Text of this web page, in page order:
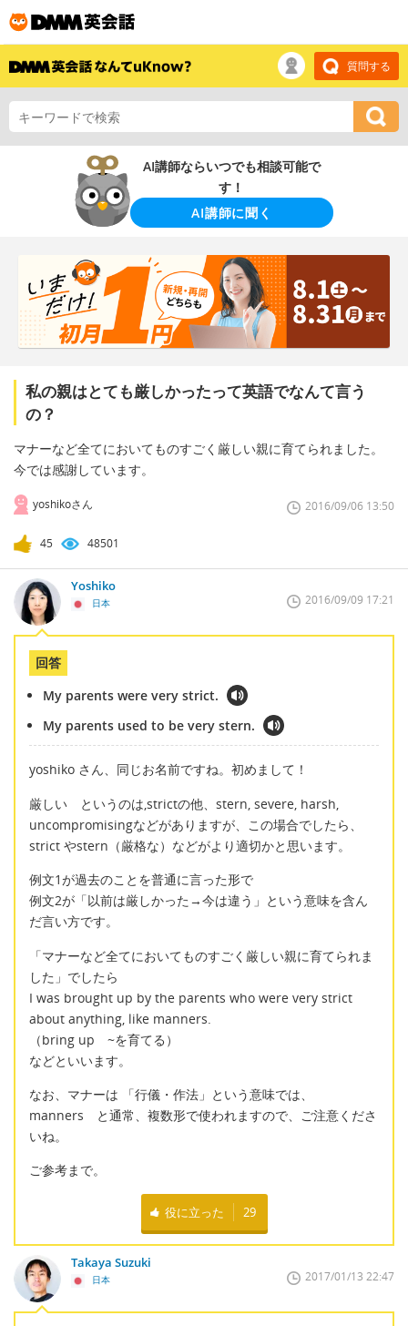
質問する
AI講師ならいつでも相談可能で
す！
AI講師に聞く
私の親はとても厳しかったって英語でなんて言う
の？
マナーなど全てにおいてものすごく厳しい親に育てられました。
今では感謝しています。
yoshikoさん 2016/09/06 13:50
45 48501
Yoshiko
日本 2016/09/09 17:21
回答
My parents were very strict.
My parents used to be very stern.
yoshiko さん、同じお名前ですね。初めまして！
厳しい というのは,strictの他、stern, severe, harsh,
uncompromisingなどがありますが、この場合でしたら、
strict やstern（厳格な）などがより適切かと思います。
例文1が過去のことを普通に言った形で
例文2が「以前は厳しかった→今は違う」という意味を含ん
だ言い方です。
「マナーなど全てにおいてものすごく厳しい親に育てられま
した」でしたら
I was brought up by the parents who were very strict
about anything, like manners.
（bring up ~を育てる）
などといいます。
なお、マナーは 「行儀・作法」という意味では、
manners と通常、複数形で使われますので、ご注意くださ
いね。
ご参考まで。
役に立った 29
Takaya Suzuki
日本 2017/01/13 22:47